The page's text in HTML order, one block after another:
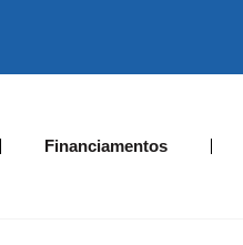
Financiamentos